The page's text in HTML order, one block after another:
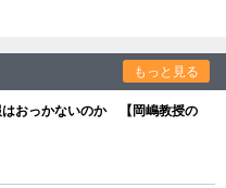
もっと見る
はおっかないのか 【岡嶋教授の